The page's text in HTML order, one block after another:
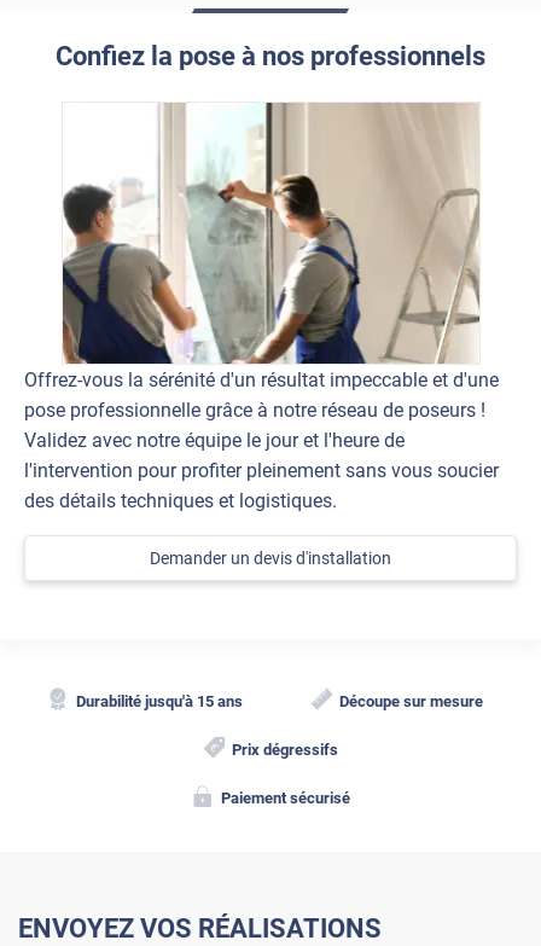
Confiez la pose à nos professionnels
Offrez-vous la sérénité d'un résultat impeccable et d'une
pose professionnelle grâce à notre réseau de poseurs !
Validez avec notre équipe le jour et l'heure de
l'intervention pour profiter pleinement sans vous soucier
des détails techniques et logistiques.
Demander un devis d'installation
Durabilité jusqu'à 15 ans Découpe sur mesure
Prix dégressifs
Paiement sécurisé
ENVOYEZ VOS RÉALISATIONS